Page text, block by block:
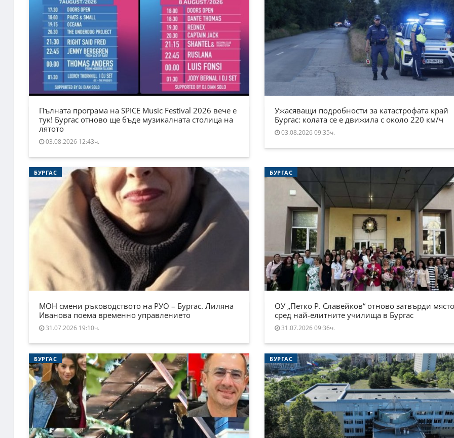
Пълната програма на SPICE Music Festival 2026 вече е
тук! Бургас отново ще бъде музикалната столица на
лятото
03.08.2026 12:43ч.
Ужасяващи подробности за катастрофата край
Бургас: колата се е движила с около 220 км/ч
03.08.2026 09:35ч.
БУРГАС
МОН смени ръководството на РУО – Бургас. Лиляна
Иванова поема временно управлението
31.07.2026 19:10ч.
БУРГАС
ОУ „Петко Р. Славейков“ отново затвърди
сред най-елитните училища в Бургас
31.07.2026 09:36ч.
БУРГАС БУРГАС